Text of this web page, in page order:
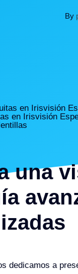
By
dedicamos a